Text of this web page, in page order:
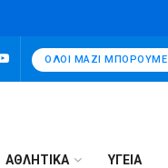
ΌΛΟΙ ΜΑΖΊ ΜΠΟΡΟΎΜΕ
ΑΘΛΗΤΙΚΑ ΥΓΕΙΑ